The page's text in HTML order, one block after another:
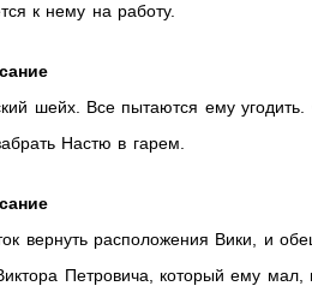
к нему на работу.
шейх. Все пытаются ему
Настю в гарем.
вернуть расположения Вики, и
Петровича, который ему мал,